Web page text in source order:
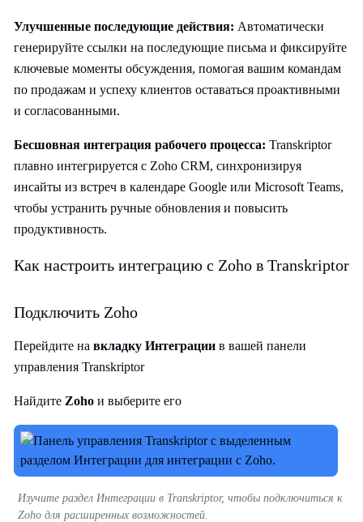
Улучшенные последующие действия: Автоматически
генерируйте ссылки на последующие письма и фиксируйте
ключевые моменты обсуждения, помогая вашим командам
по продажам и успеху клиентов оставаться проактивными
и согласованными.
Бесшовная интеграция рабочего процесса: Transkriptor
плавно интегрируется с Zoho CRM, синхронизируя
инсайты из встреч в календаре Google или Microsoft Teams,
чтобы устранить ручные обновления и повысить
продуктивность.
Как настроить интеграцию с Zoho в Transkriptor
Подключить Zoho
Перейдите на вкладку Интеграции в вашей панели
управления Transkriptor
Найдите Zoho и выберите его
Изучите раздел Интеграции в Transkriptor, чтобы подключиться к
Zoho для расширенных возможностей.